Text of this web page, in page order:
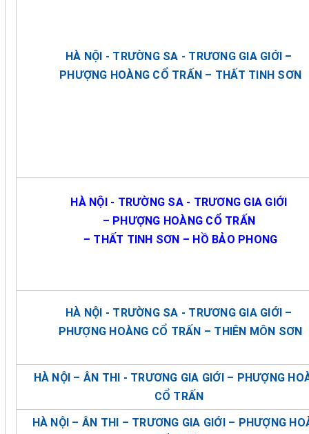
HÀ NỘI - TRƯỜNG SA - TRƯƠNG GIA GIỚI –
PHƯỢNG HOÀNG CỔ TRẤN – THẤT TINH SƠN
HÀ NỘI - TRƯỜNG SA - TRƯƠNG GIA GIỚI
– PHƯỢNG HOÀNG CỔ TRẤN
– THẤT TINH SƠN – HỒ BẢO PHONG
HÀ NỘI - TRƯỜNG SA - TRƯƠNG GIA GIỚI –
PHƯỢNG HOÀNG CỔ TRẤN – THIÊN MÔN SƠN
HÀ NỘI – ÂN THI - TRƯƠNG GIA GIỚI – PHƯỢNG
CỔ TRẤN
HÀ NỘI – ÂN THI – TRƯƠNG GIA GIỚI – PHƯỢNG